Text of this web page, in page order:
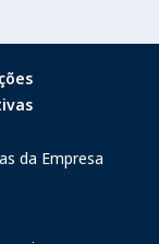
da Empresa